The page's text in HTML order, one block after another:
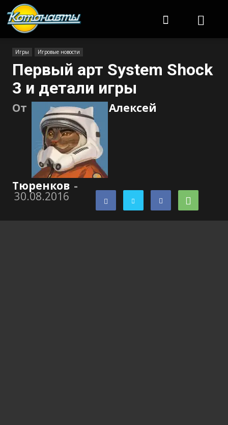
Игры Игровые новости
Первый арт System Shock
3 и детали игры
От Алексей
Тюренков -
30.08.2016